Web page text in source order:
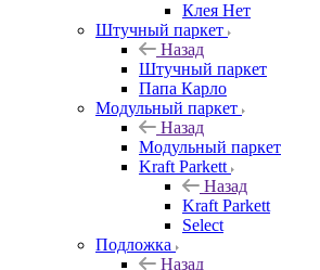
Клея Нет
Штучный паркет
Назад
Штучный паркет
Папа Карло
Модульный паркет
Назад
Модульный паркет
Kraft Parkett
Назад
Kraft Parkett
Select
Подложка
Назад